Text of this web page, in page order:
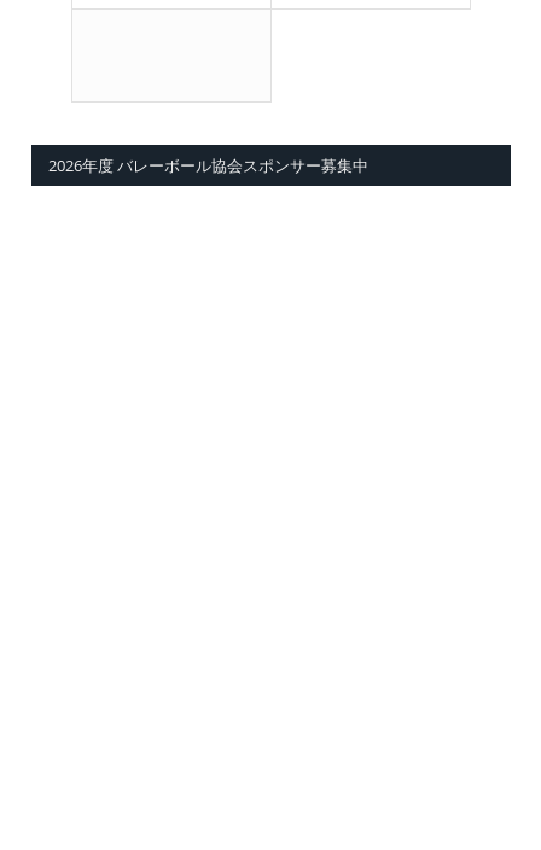
2026年度 バレーボール協会スポンサー募集中